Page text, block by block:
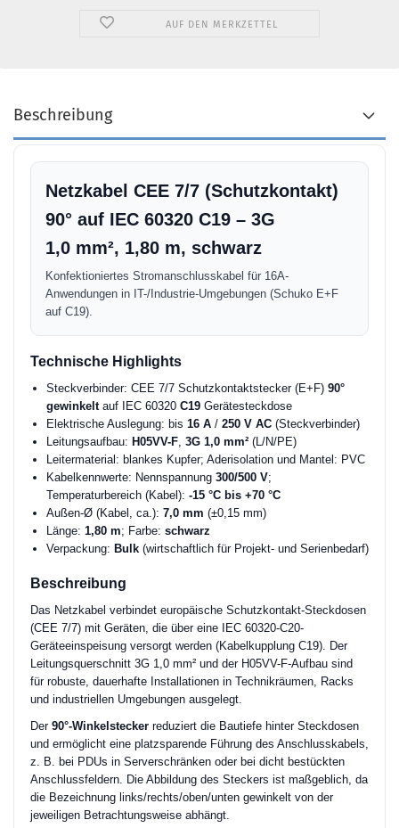
AUF DEN MERKZETTEL
Beschreibung
Netzkabel CEE 7/7 (Schutzkontakt)
90° auf IEC 60320 C19 – 3G
1,0 mm², 1,80 m, schwarz
Konfektioniertes Stromanschlusskabel für 16A-
Anwendungen in IT-/Industrie-Umgebungen (Schuko E+F
auf C19).
Technische Highlights
Steckverbinder: CEE 7/7 Schutzkontaktstecker (E+F) 90°
gewinkeltauf IEC 60320 C19 Gerätesteckdose
Elektrische Auslegung: bis 16 A / 250 V AC (Steckverbinder)
Leitungsaufbau: H05VV-F, 3G 1,0 mm² (L/N/PE)
Leitermaterial: blankes Kupfer; Aderisolation und Mantel: PVC
Kabelkennwerte: Nennspannung 300/500 V;
Temperaturbereich (Kabel): -15 °C bis +70 °C
Außen-Ø (Kabel, ca.): 7,0 mm (±0,15 mm)
Länge: 1,80 m; Farbe: schwarz
Verpackung: Bulk (wirtschaftlich für Projekt- und Serienbedarf)
Beschreibung
Das Netzkabel verbindet europäische Schutzkontakt-Steckdosen
(CEE 7/7) mit Geräten, die über eine IEC 60320-C20-
Geräteeinspeisung versorgt werden (Kabelkupplung C19). Der
Leitungsquerschnitt 3G 1,0 mm² und der H05VV-F-Aufbau sind
für robuste, dauerhafte Installationen in Technikräumen, Racks
und industriellen Umgebungen ausgelegt.
Der 90°-Winkelstecker reduziert die Bautiefe hinter Steckdosen
und ermöglicht eine platzsparende Führung des Anschlusskabels,
z. B. bei PDUs in Serverschränken oder bei dicht bestückten
Anschlussfeldern. Die Abbildung des Steckers ist maßgeblich, da
die Bezeichnung links/rechts/oben/unten gewinkelt von der
jeweiligen Betrachtungsweise abhängt.